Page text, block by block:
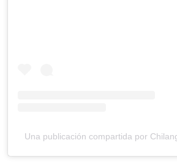
Una publicación compartida por